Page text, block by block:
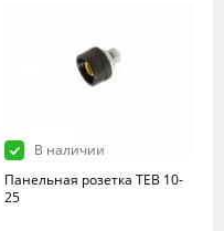
В наличии
Панельная розетка TEB 10-
25